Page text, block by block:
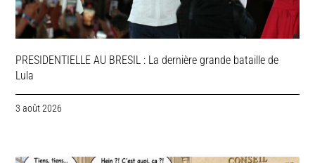
PRESIDENTIELLE AU BRESIL : La dernière grande bataille de
Lula
3 août 2026